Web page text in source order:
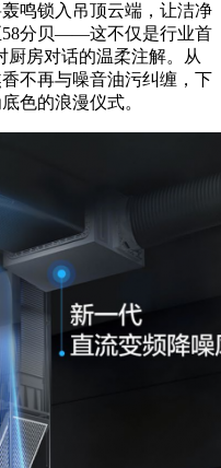
鸣锁入吊顶云端，让洁净
58分贝——这不仅是行业首
房对话的温柔注解。从
不再与噪音油污纠缠，下
色的浪漫仪式。